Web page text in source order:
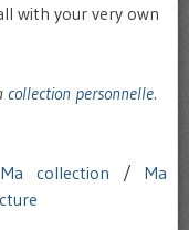
with your very own
collection personnelle.
Ma collection / Ma